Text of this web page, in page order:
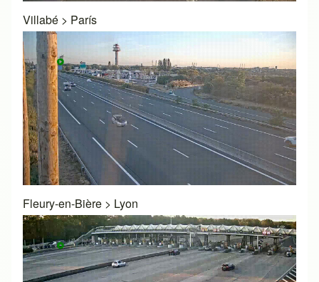
Villabé > París
Fleury-en-Bière > Lyon